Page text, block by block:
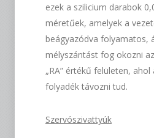
ezek a szilicium darabok
méretűek, amelyek a
beágyazódva folyamatos,
mélyszántást fog okozni
„RA” értékű felületen,
folyadék távozni tud.
Szervószivattyúk